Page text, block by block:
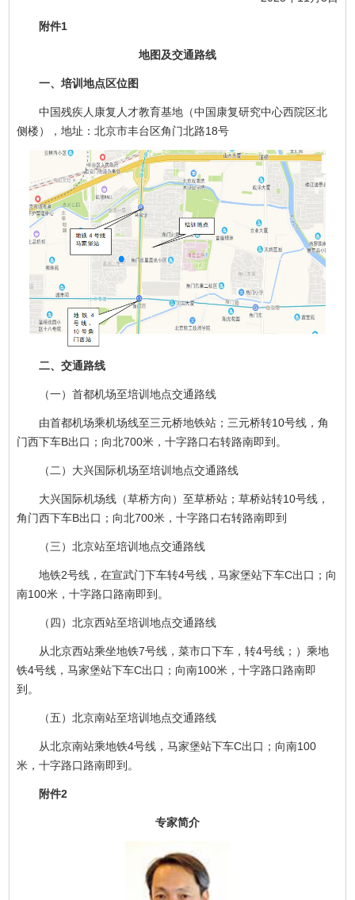
附件1
地图及交通路线
一、培训地点区位图
中国残疾人康复人才教育基地（中国康复研究中心西院区北
侧楼），地址：北京市丰台区角门北路18号
二、交通路线
（一）首都机场至培训地点交通路线
由首都机场乘机场线至三元桥地铁站；三元桥转10号线，角
门西下车B出口；向北700米，十字路口右转路南即到。
（二）大兴国际机场至培训地点交通路线
大兴国际机场线（草桥方向）至草桥站；草桥站转10号线，
角门西下车B出口；向北700米，十字路口右转路南即到
（三）北京站至培训地点交通路线
地铁2号线，在宣武门下车转4号线，马家堡站下车C出口；向
南100米，十字路口路南即到。
（四）北京西站至培训地点交通路线
从北京西站乘坐地铁7号线，菜市口下车，转4号线；）乘地
铁4号线，马家堡站下车C出口；向南100米，十字路口路南即
到。
（五）北京南站至培训地点交通路线
从北京南站乘地铁4号线，马家堡站下车C出口；向南100
米，十字路口路南即到。
附件2
专家简介